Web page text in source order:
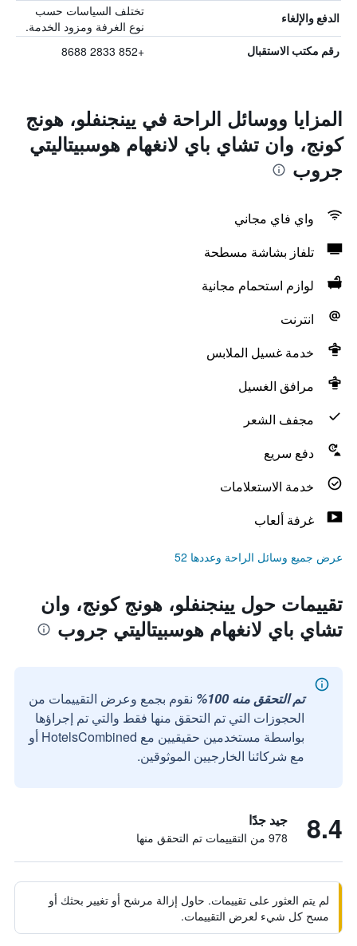
الدفع والإلغاء
تختلف السياسات حسب
نوع الغرفة ومزود الخدمة.
رقم مكتب الاستقبال +852 2833 8688
المزايا ووسائل الراحة في يينجنفلو، هونج
كونج، وان تشاي باي لانغهام هوسبيتاليتي
جروب
واي فاي مجاني
تلفاز بشاشة مسطحة
لوازم استحمام مجانية
انترنت
خدمة غسيل الملابس
مرافق الغسيل
مجفف الشعر
دفع سريع
خدمة الاستعلامات
غرفة ألعاب
عرض جميع وسائل الراحة وعددها 52
تقييمات حول يينجنفلو، هونج كونج، وان
تشاي باي لانغهام هوسبيتاليتي جروب
تم التحقق منه 100%
نقوم بجمع وعرض التقييمات من
الحجوزات التي تم التحقق منها فقط والتي تم إجراؤها
بواسطة مستخدمين حقيقيين مع HotelsCombined أو
مع شركائنا الخارجيين الموثوقين.
8.4 جيد جدًا
978 من التقييمات تم التحقق منها
لم يتم العثور على تقييمات. حاول إزالة مرشح أو تغيير بحثك أو
مسح كل شيء لعرض التقييمات.